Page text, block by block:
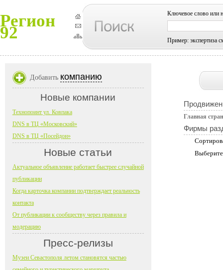
Регион
92
Ключевое слово или
Пример: экспертиза
Главная
Фирмы
Добавить компанию
Новые компании
Технопоинт ул. Ковпака
DNS в ТЦ «Московский»
DNS в ТЦ «Посейдон»
Новые статьи
Актуальное объявление работает быстрее случайной
публикации
Когда карточка компании подтверждает реальность
контакта
От публикации к сообществу через правила и
модерацию
Пресс-релизы
Музеи Севастополя летом становятся частью